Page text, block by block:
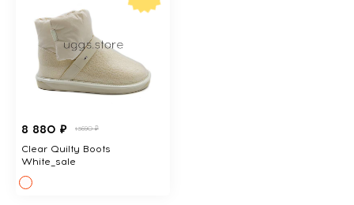
8 880 ₽ 13690 ₽
Clear Quilty Boots
White_sale